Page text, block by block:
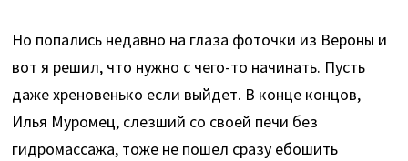
Но попались недавно на глаза фоточки из Вероны и
вот я решил, что нужно с чего-то начинать. Пусть
даже хреновенько если выйдет. В конце концов,
Илья Муромец, слезший со своей печи без
гидромассажа, тоже не пошел сразу ебошить